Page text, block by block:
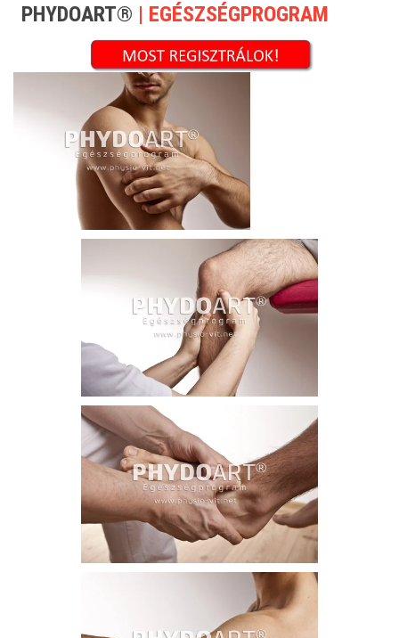
PHYDOART® | EGÉSZSÉGPROGRAM